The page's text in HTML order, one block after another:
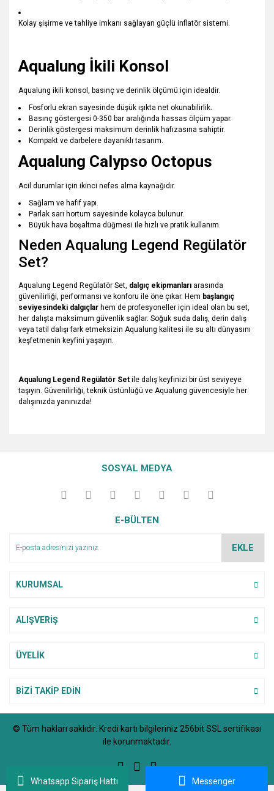
Whatsapp Sipariş Hattı Messenger
Kolay şişirme ve tahliye imkanı sağlayan güçlü inflatör sistemi.
Aqualung İkili Konsol
Aqualung ikili konsol, basınç ve derinlik ölçümü için idealdir.
Fosforlu ekran sayesinde düşük ışıkta net okunabilirlik.
Basınç göstergesi 0-350 bar aralığında hassas ölçüm yapar.
Derinlik göstergesi maksimum derinlik hafızasına sahiptir.
Kompakt ve darbelere dayanıklı tasarım.
Aqualung Calypso Octopus
Acil durumlar için ikinci nefes alma kaynağıdır.
Sağlam ve hafif yapı.
Parlak sarı hortum sayesinde kolayca bulunur.
Büyük hava boşaltma düğmesi ile hızlı ve pratik kullanım.
Neden Aqualung Legend Regülatör
Set?
Aqualung Legend Regülatör Set, dalgıç ekipmanları arasında
güvenilirliği, performansı ve konforu ile öne çıkar. Hem başlangıç
seviyesindeki dalgıçlar hem de profesyoneller için ideal olan bu set,
her dalışta maksimum güvenlik sağlar. Soğuk suda dalış, derin dalış
veya tatil dalışı fark etmeksizin Aqualung kalitesi ile su altı dünyasını
keşfetmenin keyfini yaşayın.
Aqualung Legend Regülatör Set ile dalış keyfinizi bir üst seviyeye
taşıyın. Güvenilirliği, teknik üstünlüğü ve Aqualung güvencesiyle her
dalışınızda yanınızda!
Yorum Yaz
kullanarak tarafımıza iletebilirsiniz.
Görüş ve önerileriniz için teşekkür ederiz.
Ürün açıklamasında eksik bilgiler bulunuyor.
SOSYAL MEDYA
E-BÜLTEN
EKLE
KURUMSAL
ALIŞVERİŞ
ÜYELİK
BİZİ TAKİP EDİN
© Tüm hakları saklıdır. Kredi kartı bilgileriniz 256bit SSL sertifikası
ile korunmaktadır.